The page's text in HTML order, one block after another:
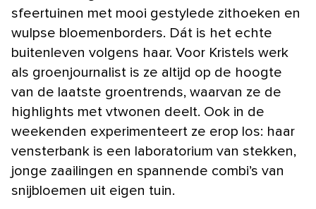
sfeertuinen met mooi gestylede zithoeken en
wulpse bloemenborders. Dát is het echte
buitenleven volgens haar. Voor Kristels werk
als groenjournalist is ze altijd op de hoogte
van de laatste groentrends, waarvan ze de
highlights met vtwonen deelt. Ook in de
weekenden experimenteert ze erop los: haar
vensterbank is een laboratorium van stekken,
jonge zaailingen en spannende combi’s van
snijbloemen uit eigen tuin.